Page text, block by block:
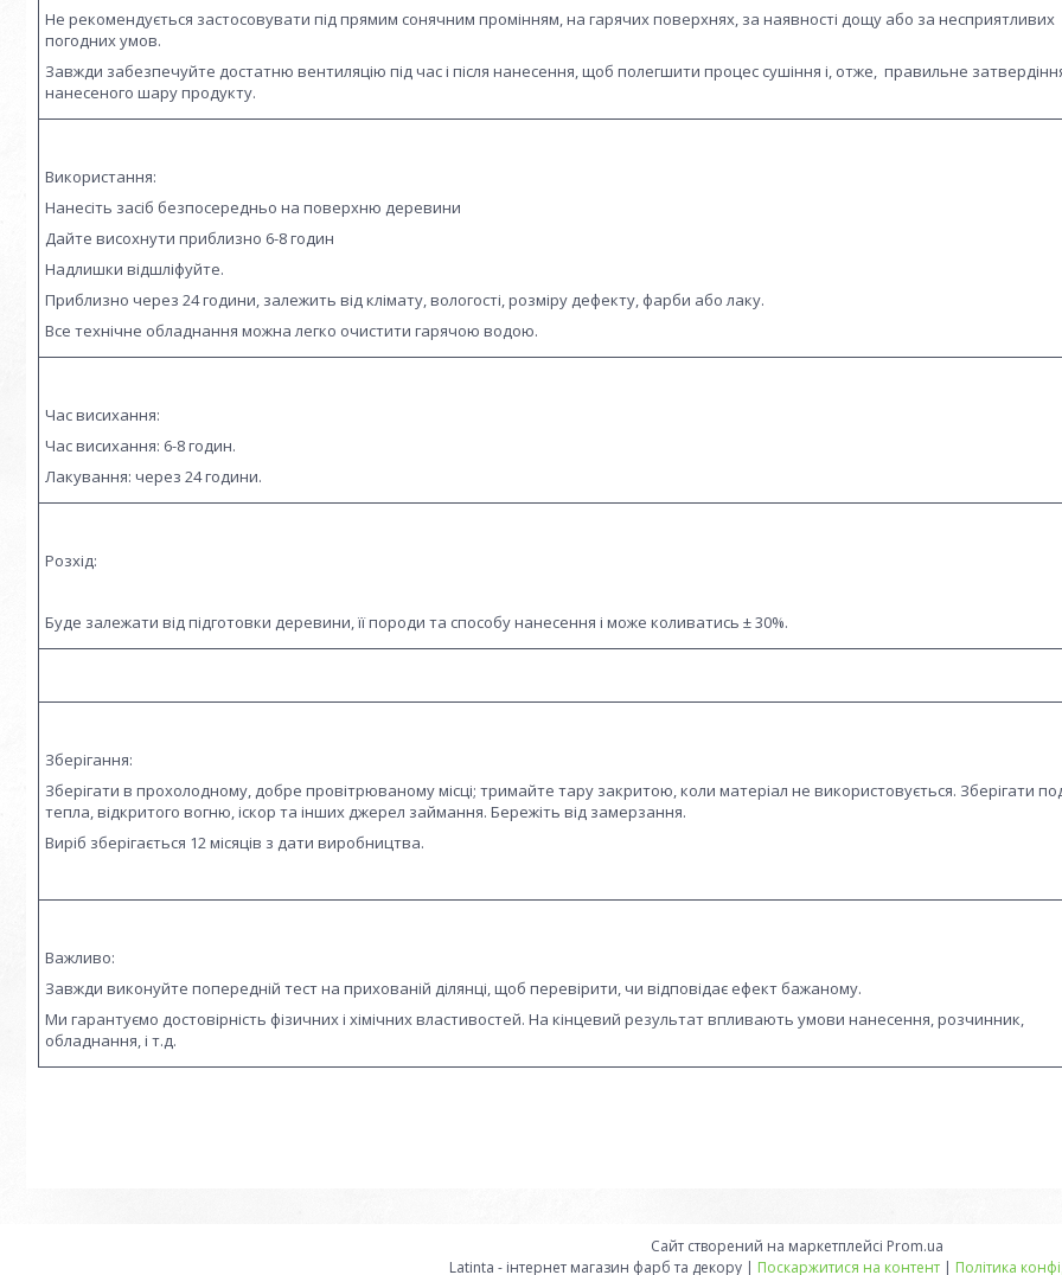
Не рекомендується застосовувати під прямим сонячним промінням, на гарячих поверхнях, за наявності дощу або за несприятливих
погодних умов.
Завжди забезпечуйте достатню вентиляцію під час і після нанесення, щоб полегшити процес сушіння і, отже, правильне
нанесеного шару продукту.
Використання:
Нанесіть засіб безпосередньо на поверхню деревини
Дайте висохнути приблизно 6-8 годин
Надлишки відшліфуйте.
Приблизно через 24 години, залежить від клімату, вологості, розміру дефекту, фарби або лаку.
Все технічне обладнання можна легко очистити гарячою водою.
Час висихання:
Час висихання: 6-8 годин.
Лакування: через 24 години.
Розхід:
Буде залежати від підготовки деревини, її породи та способу нанесення і може коливатись ± 30%.
Зберігання:
Зберігати в прохолодному, добре провітрюваному місці; тримайте тару закритою, коли матеріал не використовується. Зберігати
тепла, відкритого вогню, іскор та інших джерел займання. Бережіть від замерзання.
Виріб зберігається 12 місяців з дати виробництва.
Важливо:
Завжди виконуйте попередній тест на прихованій ділянці, щоб перевірити, чи відповідає ефект бажаному.
Ми гарантуємо достовірність фізичних і хімічних властивостей. На кінцевий результат впливають умови нанесення, розчинник,
обладнання, і т.д.
Сайт створений на маркетплейсі Prom.ua
Latinta - інтернет магазин фарб та декору | Поскаржитися на контент | Політика